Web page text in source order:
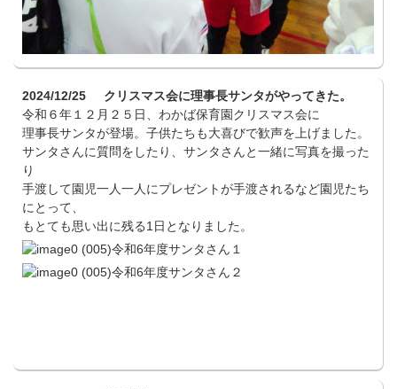
2024/12/25
クリスマス会に理事長サンタがやってきた。
令和６年１２月２５日、わかば保育園クリスマス会に
理事長サンタが登場。子供たちも大喜びで歓声を上げました。
サンタさんに質問をしたり、サンタさんと一緒に写真を撮った
り
手渡して園児一人一人にプレゼントが手渡されるなど園児たち
にとって、
もとても思い出に残る1日となりました。